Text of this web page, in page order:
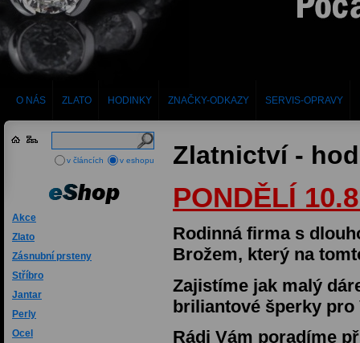
O NÁS ZLATO HODINKY ZNAČKY-ODKAZY SERVIS-OPRAVY
Akce
Zlato
Zásnubní prsteny
Stříbro
Jantar
Perly
Ocel
Zlatnictví -
PONDĚLÍ
Rodinná firma s
Brožem, který na
Zajistíme jak malý
briliantové šperky pro
Rádi Vám poradíme
v článcích v eshopu